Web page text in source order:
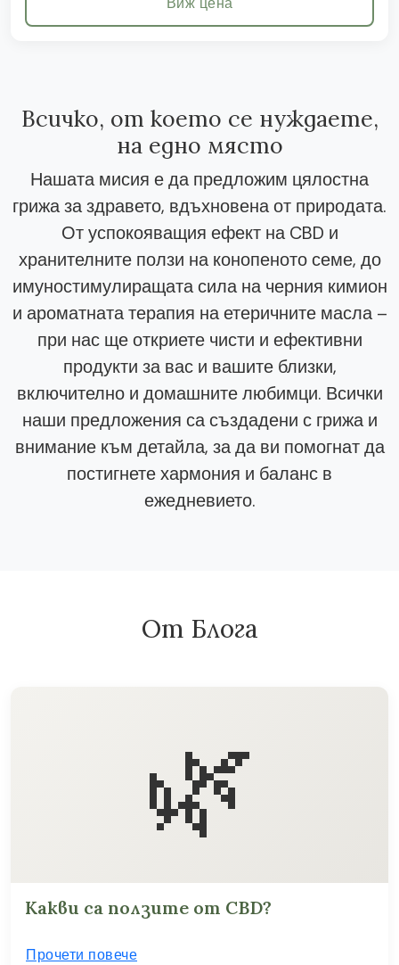
Всичко, от което се нуждаете,
на едно място
Нашата мисия е да предложим цялостна
грижа за здравето, вдъхновена от природата.
От успокояващия ефект на CBD и
хранителните ползи на конопеното семе, до
имуностимулиращата сила на черния кимион
и ароматната терапия на етеричните масла –
при нас ще откриете чисти и ефективни
продукти за вас и вашите близки,
включително и домашните любимци. Всички
наши предложения са създадени с грижа и
внимание към детайла, за да ви помогнат да
постигнете хармония и баланс в
ежедневието.
От Блога
🌿
Какви са ползите от CBD?
Прочети повече